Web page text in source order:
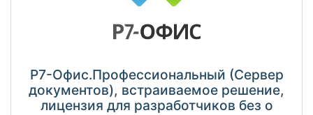
Р7-Офис.Профессиональный (Сервер
документов), встраиваемое решение,
лицензия для разработчиков без о